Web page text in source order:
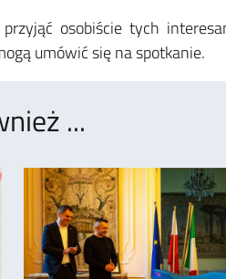
osobiście tych
umówić się na spotkanie.
...